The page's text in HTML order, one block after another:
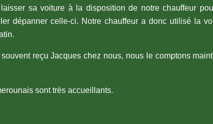
sa voiture à la disposition de notre chauffeur
dépanner celle-ci. Notre chauffeur a donc utilisé la
reçu Jacques chez nous, nous le comptons
sont très accueillants.